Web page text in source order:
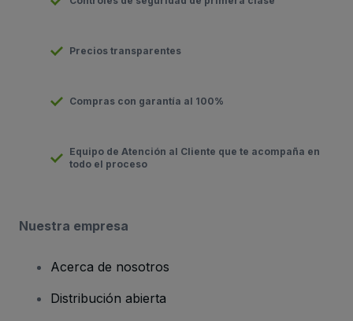
Precios transparentes
Compras con garantía al 100%
Equipo de Atención al Cliente que te acompaña en
todo el proceso
Nuestra empresa
Acerca de nosotros
Distribución abierta